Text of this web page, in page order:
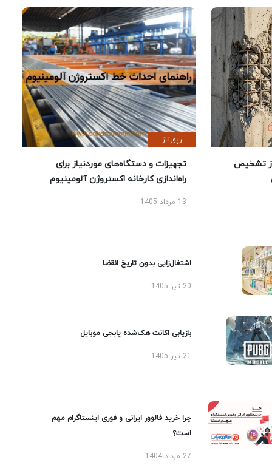
تشخیص
رپورتاژ
تجهیزات و دستگاه‌های موردنیاز برای
راه‌اندازی کارخانه اکستروژن آلومینیوم
13 مرداد 1405
اشتغال‌زایی بدون تاریخ انقضا
20 تیر 1405
بازیابی اکانت هک‌شده پابجی موبایل
چرا خرید فالوور ایرانی و فوری اینستاگرام مهم
است؟
27 مرداد 1404